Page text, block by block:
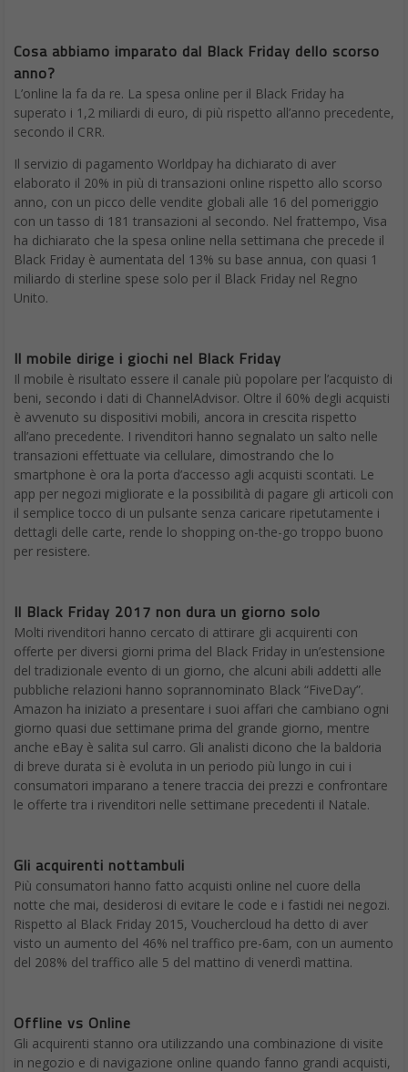
Cosa abbiamo imparato dal Black Friday dello scorso
anno?
L’online la fa da re. La spesa online per il Black Friday ha
superato i 1,2 miliardi di euro, di più rispetto all’anno precedente,
secondo il CRR.
Il servizio di pagamento Worldpay ha dichiarato di aver
elaborato il 20% in più di transazioni online rispetto allo scorso
anno, con un picco delle vendite globali alle 16 del pomeriggio
con un tasso di 181 transazioni al secondo. Nel frattempo, Visa
ha dichiarato che la spesa online nella settimana che precede il
Black Friday è aumentata del 13% su base annua, con quasi 1
miliardo di sterline spese solo per il Black Friday nel Regno
Unito.
Il mobile dirige i giochi nel Black Friday
Il mobile è risultato essere il canale più popolare per l’acquisto di
beni, secondo i dati di ChannelAdvisor. Oltre il 60% degli acquisti
è avvenuto su dispositivi mobili, ancora in crescita rispetto
all’ano precedente. I rivenditori hanno segnalato un salto nelle
transazioni effettuate via cellulare, dimostrando che lo
smartphone è ora la porta d’accesso agli acquisti scontati. Le
app per negozi migliorate e la possibilità di pagare gli articoli con
il semplice tocco di un pulsante senza caricare ripetutamente i
dettagli delle carte, rende lo shopping on-the-go troppo buono
per resistere.
Il Black Friday 2017 non dura un giorno solo
Molti rivenditori hanno cercato di attirare gli acquirenti con
offerte per diversi giorni prima del Black Friday in un’estensione
del tradizionale evento di un giorno, che alcuni abili addetti alle
pubbliche relazioni hanno soprannominato Black “FiveDay”.
Amazon ha iniziato a presentare i suoi affari che cambiano ogni
giorno quasi due settimane prima del grande giorno, mentre
anche eBay è salita sul carro. Gli analisti dicono che la baldoria
di breve durata si è evoluta in un periodo più lungo in cui i
consumatori imparano a tenere traccia dei prezzi e confrontare
le offerte tra i rivenditori nelle settimane precedenti il ​​Natale.
Gli acquirenti nottambuli
Più consumatori hanno fatto acquisti online nel cuore della
notte che mai, desiderosi di evitare le code e i fastidi nei negozi.
Rispetto al Black Friday 2015, Vouchercloud ha detto di aver
visto un aumento del 46% nel traffico pre-6am, con un aumento
del 208% del traffico alle 5 del mattino di venerdì mattina.
Offline vs Online
Gli acquirenti stanno ora utilizzando una combinazione di visite
in negozio e di navigazione online quando fanno grandi acquisti,